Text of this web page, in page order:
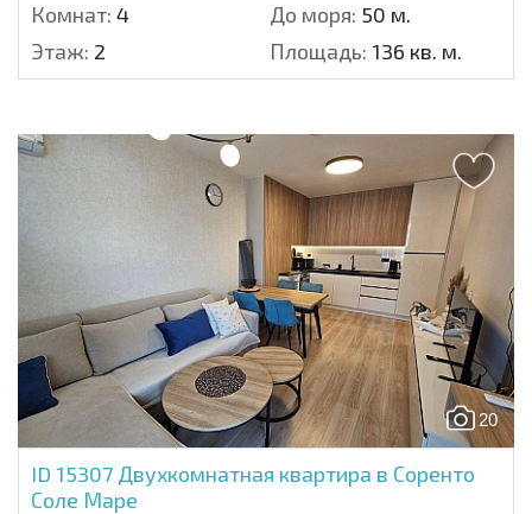
Комнат: 4 До моря: 50 м.
Этаж: 2 Площадь: 136 кв. м.
20
ID 15307 Двухкомнатная квартира в Соренто
Соле Маре